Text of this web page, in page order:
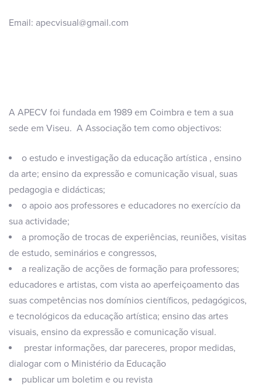
Email: apecvisual@gmail.com
A APECV foi fundada em 1989 em Coimbra e tem a sua
sede em Viseu. A Associação tem como objectivos:
o estudo e investigação da educação artística , ensino
da arte; ensino da expressão e comunicação visual, suas
pedagogia e didácticas;
o apoio aos professores e educadores no exercício da
sua actividade;
a promoção de trocas de experiências, reuniões, visitas
de estudo, seminários e congressos,
a realização de acções de formação para professores;
educadores e artistas, com vista ao aperfeiçoamento das
suas competências nos domínios científicos, pedagógicos,
e tecnológicos da educação artística; ensino das artes
visuais, ensino da expressão e comunicação visual.
prestar informações, dar pareceres, propor medidas,
dialogar com o Ministério da Educação
publicar um boletim e ou revista